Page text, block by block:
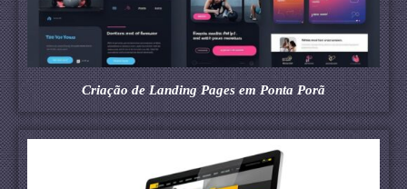
Criação de Landing Pages em Ponta Porã